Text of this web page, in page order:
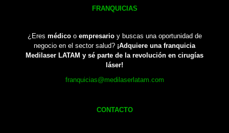
FRANQUICIAS
¿Eres médicoo empresarioy buscas una oportunidad de
negocio en el sector salud? ¡Adquiere una franquicia
Medilaser LATAM y sé parte de la revolución en cirugías
láser!
franquicias@medilaserlatam.com
CONTACTO